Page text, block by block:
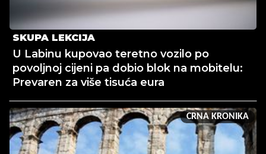
SKUPA LEKCIJA
U Labinu kupovao teretno vozilo po
povoljnoj cijeni pa dobio blok na mobitelu:
Prevaren za više tisuća eura
CRNA KRONIKA